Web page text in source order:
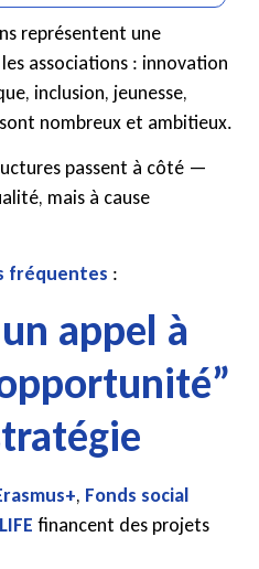
représentent une
associations : innovation
inclusion, jeunesse,
nombreux et ambitieux.
passent à côté —
mais à cause
fréquentes :
appel à
, Fonds social
LIFE financent des projets